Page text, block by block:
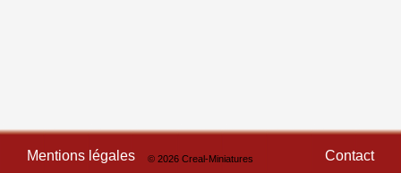
Mentions légales © 2026 Creal-Miniatures Contact